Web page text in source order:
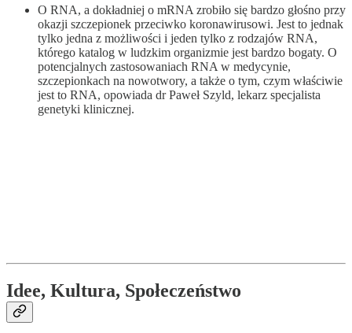
O RNA, a dokładniej o mRNA zrobiło się bardzo głośno przy
okazji szczepionek przeciwko koronawirusowi. Jest to jednak
tylko jedna z możliwości i jeden tylko z rodzajów RNA,
którego katalog w ludzkim organizmie jest bardzo bogaty. O
potencjalnych zastosowaniach RNA w medycynie,
szczepionkach na nowotwory, a także o tym, czym właściwie
jest to RNA, opowiada dr Paweł Szyld, lekarz specjalista
genetyki klinicznej.
Idee, Kultura, Społeczeństwo